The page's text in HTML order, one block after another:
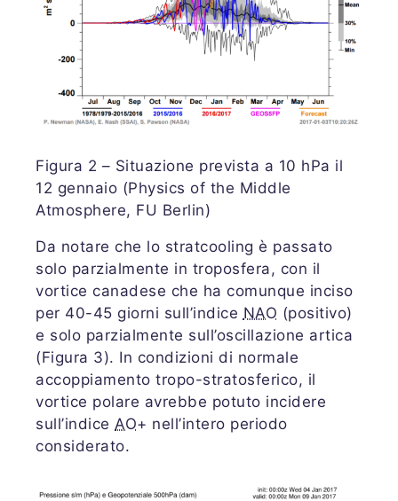
Figura 2 – Situazione prevista a 10 hPa il
12 gennaio (Physics of the Middle
Atmosphere, FU Berlin)
Da notare che lo stratcooling è passato
solo parzialmente in troposfera, con il
vortice canadese che ha comunque inciso
per 40-45 giorni sull’indice NAO (positivo)
e solo parzialmente sull’oscillazione artica
(Figura 3). In condizioni di normale
accoppiamento tropo-stratosferico, il
vortice polare avrebbe potuto incidere
sull’indice AO+ nell’intero periodo
considerato.